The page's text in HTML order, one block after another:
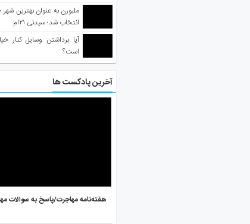
انتخاب شد؛ سیدنی ۲۱‌ام
آیا برداشتن وسایل کنار
است؟
آخرین پادکست ها
هفته‌نامه مهاجرت/پاسخ به سوالات مهاجرتی